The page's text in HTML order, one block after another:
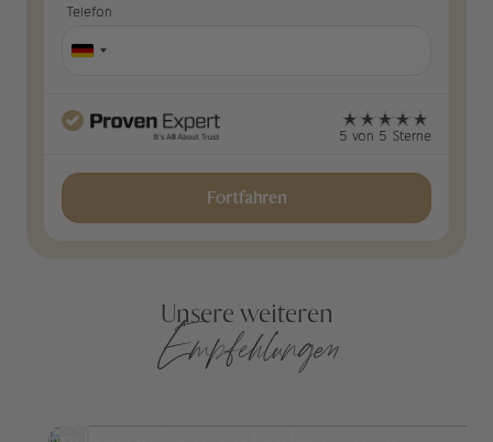
Telefon
5 von 5 Sterne
Fortfahren
Unsere weiteren
Empfehlungen